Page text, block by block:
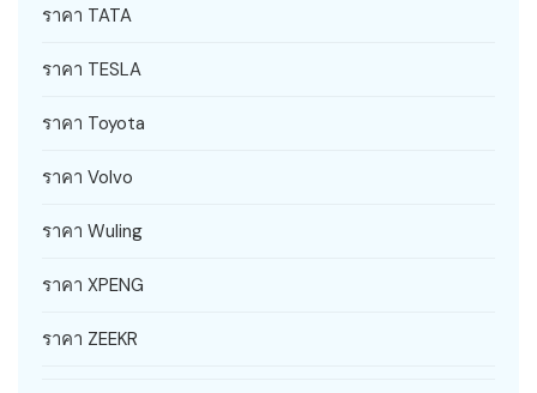
ราคา TATA
ราคา TESLA
ราคา Toyota
ราคา Volvo
ราคา Wuling
ราคา XPENG
ราคา ZEEKR